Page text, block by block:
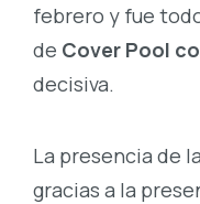
febrero y fue
de Cover Pool
decisiva.
La presencia de
gracias a la